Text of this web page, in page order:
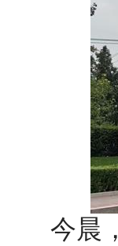
今晨